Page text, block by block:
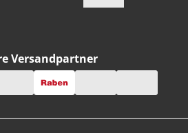
Versandpartner